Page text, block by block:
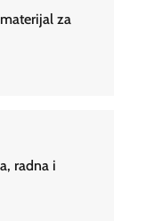
za
radna i